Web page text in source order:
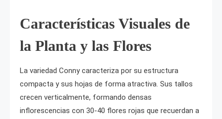
Características Visuales de
la Planta y las Flores
La variedad Conny caracteriza por su estructura
compacta y sus hojas de forma atractiva. Sus tallos
crecen verticalmente, formando densas
inflorescencias con 30-40 flores rojas que recuerdan a